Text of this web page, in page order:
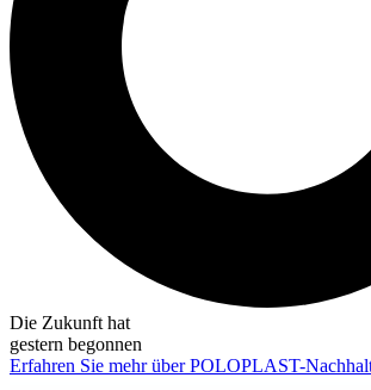
Die Zukunft hat
gestern begonnen
Erfahren Sie mehr über POLOPLAST-